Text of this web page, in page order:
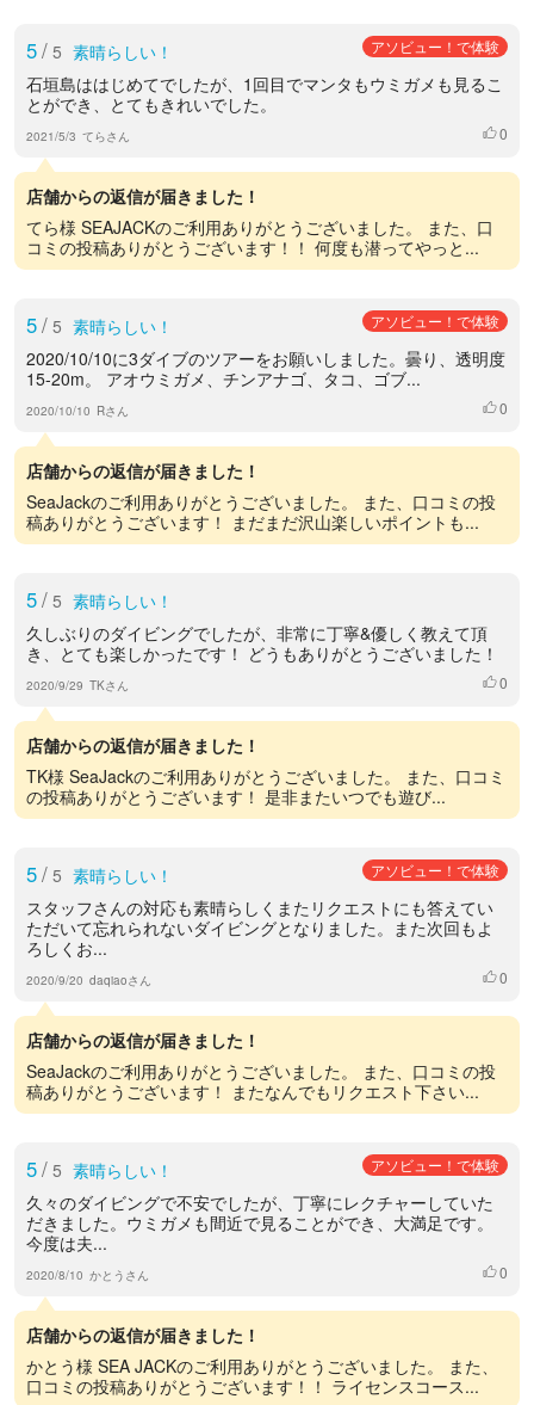
5/ 5 素晴らしい！ アソビュー！で体験
石垣島ははじめてでしたが、1回目でマンタもウミガメも見るこ
とができ、とてもきれいでした。
2021/5/3 てらさん いいね
0
店舗からの返信が届きました！
てら様 SEAJACKのご利用ありがとうございました。 また、口
コミの投稿ありがとうございます！！ 何度も潜ってやっと...
5/ 5 素晴らしい！ アソビュー！で体験
2020/10/10に3ダイブのツアーをお願いしました。曇り、透明度
15-20m。 アオウミガメ、チンアナゴ、タコ、ゴブ...
2020/10/10 Rさん いいね
0
店舗からの返信が届きました！
SeaJackのご利用ありがとうございました。 また、口コミの投
稿ありがとうございます！ まだまだ沢山楽しいポイントも...
5/ 5 素晴らしい！
久しぶりのダイビングでしたが、非常に丁寧&優しく教えて頂
き、とても楽しかったです！ どうもありがとうございました！
2020/9/29 TKさん いいね
0
店舗からの返信が届きました！
TK様 SeaJackのご利用ありがとうございました。 また、口コミ
の投稿ありがとうございます！ 是非またいつでも遊び...
5/ 5 素晴らしい！ アソビュー！で体験
スタッフさんの対応も素晴らしくまたリクエストにも答えてい
ただいて忘れられないダイビングとなりました。また次回もよ
ろしくお...
2020/9/20 daqiaoさん いいね
0
店舗からの返信が届きました！
SeaJackのご利用ありがとうございました。 また、口コミの投
稿ありがとうございます！ またなんでもリクエスト下さい...
5/ 5 素晴らしい！ アソビュー！で体験
久々のダイビングで不安でしたが、丁寧にレクチャーしていた
だきました。ウミガメも間近で見ることができ、大満足です。
今度は夫...
2020/8/10 かとうさん いいね
0
店舗からの返信が届きました！
かとう様 SEA JACKのご利用ありがとうございました。 また、
口コミの投稿ありがとうございます！！ ライセンスコース...